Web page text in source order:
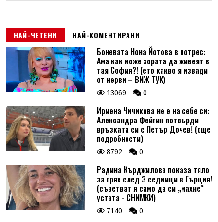
НАЙ-ЧЕТЕНИ НАЙ-КОМЕНТИРАНИ
Боневата Нона Йотова в потрес:
Ама как може хората да живеят в
тая София?! (ето какво я извади
от нерви – ВИЖ ТУК)
13069 0
Ирмена Чичикова не е на себе си:
Александра Фейгин потвърди
връзката си с Петър Дочев! (още
подробности)
8792 0
Радина Кърджилова показа тяло
за грях след 3 седмици в Гърция!
(съветват я само да си „махне“
устата - СНИМКИ)
7140 0